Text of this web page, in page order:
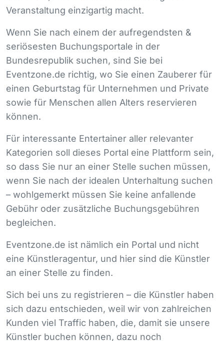
Veranstaltung einzigartig macht.
Wenn Sie nach einem der aufregendsten &
seriösesten Buchungsportale in der
Bundesrepublik suchen, sind Sie bei
Eventzone.de richtig, wo Sie einen Zauberer für
einen Geburtstag für Unternehmen und Private
sowie für Menschen allen Alters reservieren
können.
Für interessante Entertainer aller relevanter
Kategorien soll dieses Portal eine Plattform sein,
so dass Sie nur an einer Stelle suchen müssen,
wenn Sie nach der idealen Unterhaltung suchen
– wohlgemerkt müssen Sie keine anfallende
Gebühr oder zusätzliche Buchungsgebühren
begleichen.
Eventzone.de ist nämlich ein Portal und nicht
eine Künstleragentur, und hier sind die Künstler
an einer Stelle zu finden.
Sich bei uns zu registrieren – die Künstler haben
sich dazu entschieden, weil wir von zahlreichen
Kunden viel Traffic haben, die, damit sie unsere
Künstler buchen können, dazu noch